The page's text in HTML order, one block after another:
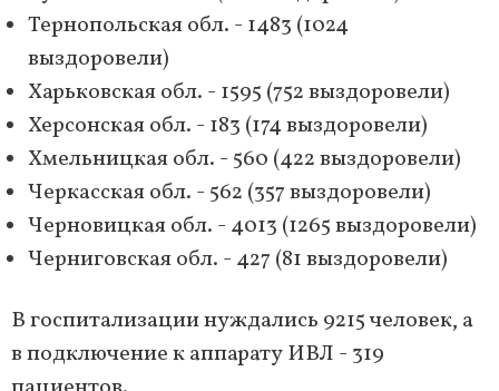
Тернопольская обл. - 1483 (1024
выздоровели)
Харьковская обл. - 1595 (752 выздоровели)
Херсонская обл. - 183 (174 выздоровели)
Хмельницкая обл. - 560 (422 выздоровели)
Черкасская обл. - 562 (357 выздоровели)
Черновицкая обл. - 4013 (1265 выздоровели)
Черниговская обл. - 427 (81 выздоровели)
В госпитализации нуждались 9215 человек, а
в подключение к аппарату ИВЛ - 319